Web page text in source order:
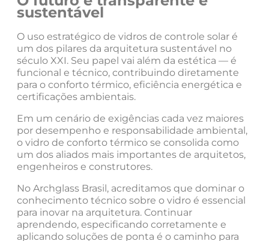
sustentável
O uso estratégico de vidros de controle solar é
um dos pilares da arquitetura sustentável no
século XXI. Seu papel vai além da estética — é
funcional e técnico, contribuindo diretamente
para o conforto térmico, eficiência energética e
certificações ambientais.
Em um cenário de exigências cada vez maiores
por desempenho e responsabilidade ambiental,
o vidro de conforto térmico se consolida como
um dos aliados mais importantes de arquitetos,
engenheiros e construtores.
No Archglass Brasil, acreditamos que dominar o
conhecimento técnico sobre o vidro é essencial
para inovar na arquitetura. Continuar
aprendendo, especificando corretamente e
aplicando soluções de ponta é o caminho para